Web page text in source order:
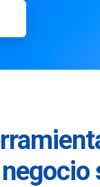
negocio